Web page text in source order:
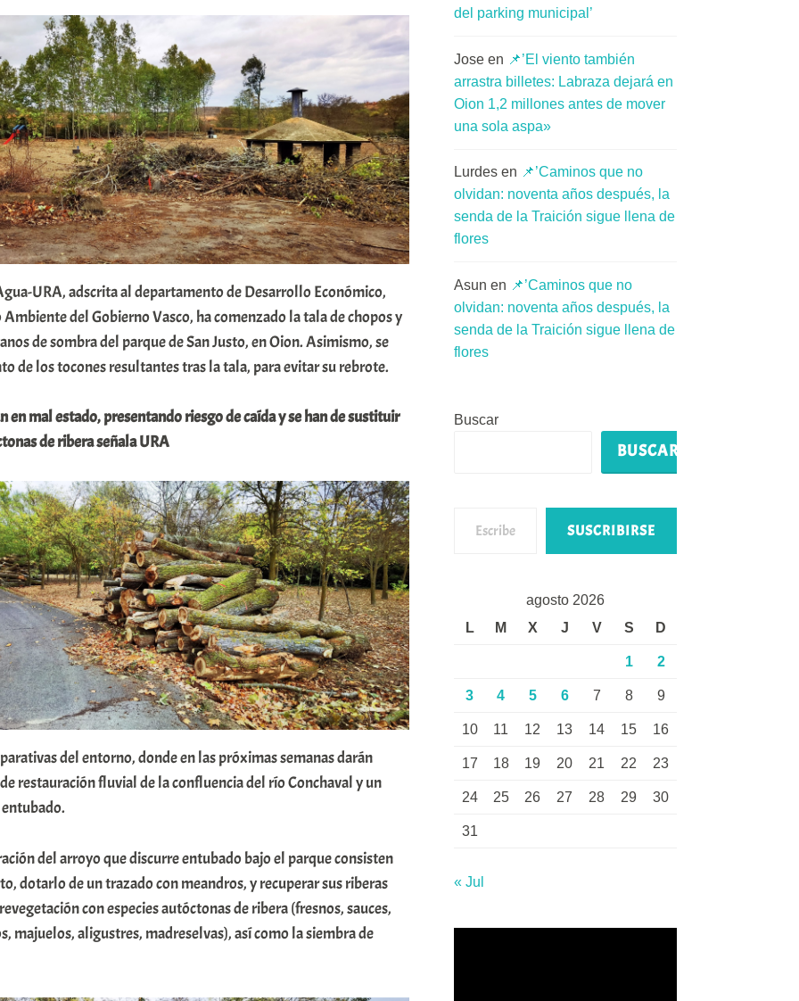
URA, adscrita al departamento de Desarrollo Económico,
del Gobierno Vasco, ha comenzado la tala de chopos y
de sombra del parque de San Justo, en Oion. Asimismo, se
de los tocones resultantes tras la tala, para evitar su rebrote.
en mal estado, presentandoriesgo de caída y se han de sustituir
de ribera señala URA
del entorno, donde en las próximas semanas darán
restauración fluvial de la confluencia del río Conchaval y un
del arroyo que discurre entubado bajo el parque consisten
dotarlo de un trazado con meandros, y recuperar sus riberas
con especies autóctonas de ribera (fresnos, sauces,
majuelos, aligustres, madreselvas), así como la siembra de
del parking municipal’
Jose en 📌’El viento también
arrastra billetes: Labraza dejará en
Oion 1,2 millones antes de mover
una sola aspa»
Lurdes en 📌’Caminos que no
olvidan: noventa años después, la
senda de la Traición sigue llena de
flores
Asun en 📌’Caminos que no
olvidan: noventa años después, la
senda de la Traición sigue llena de
flores
Buscar
BUSCAR
SUSCRIBIRSE
agosto 2026
L
M X J V S D
1 2
3 4 5 6 7 8 9
10 11 12 13 14 15 16
17 18 19 20 21 22 23
24 25 26 27 28 29 30
31
« Jul